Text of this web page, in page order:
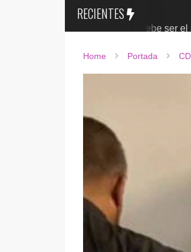
RECIENTES
revisión del T-Mec debe ser el punto de
Home Portada